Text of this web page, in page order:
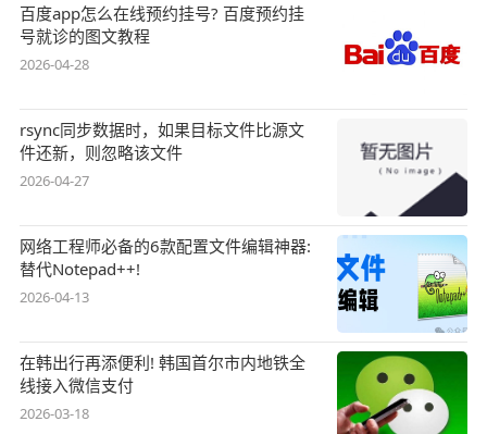
百度app怎么在线预约挂号? 百度预约挂
号就诊的图文教程
2026-04-28
rsync同步数据时，如果目标文件比源文
件还新，则忽略该文件
2026-04-27
网络工程师必备的6款配置文件编辑神器:
替代Notepad++!
2026-04-13
在韩出行再添便利! 韩国首尔市内地铁全
线接入微信支付
2026-03-18